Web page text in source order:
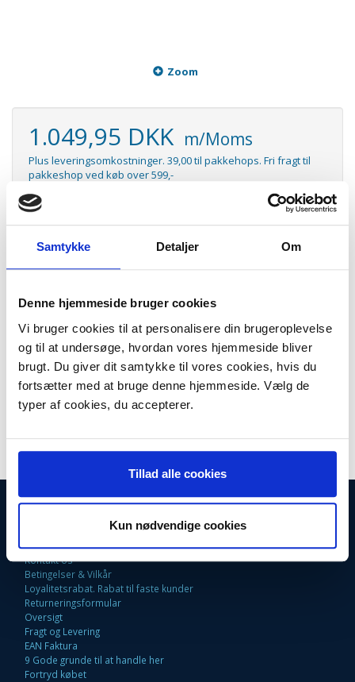
Samtykke Detaljer Om
Denne hjemmeside bruger cookies
Vi bruger cookies til at personalisere din brugeroplevelse
og til at undersøge, hvordan vores hjemmeside bliver
brugt. Du giver dit samtykke til vores cookies, hvis du
fortsætter med at bruge denne hjemmeside. Vælg de
typer af cookies, du accepterer.
Tillad alle cookies
Kun nødvendige cookies
Zoom
1.049,95 DKK m/Moms
Plus leveringsomkostninger. 39,00 til pakkehops. Fri fragt til
pakkeshop ved køb over 599,-
Model/varenr.:
Lager: På lager
No932 XL black/933 XL CMY blækpatron 4-pack
No932 XL black/933 XL CMY ink cartrides 4-pack, HPC2P42AE
Få mere værdi med en combo-pack af blækpatroner
bestående af en sort 932 XL foruden de 3 farvede 933 XL.
Combo-packs gør det både billigere og mere bekvemt at
udprinte.
Kapacitet: den sorte 1.000 sider. De farvede 825 sider.
INFORMATIONER
Firma profil
Kontakt os
Betingelser & Vilkår
Loyalitetsrabat. Rabat til faste kunder
Returneringsformular
Oversigt
Fragt og Levering
EAN Faktura
9 Gode grunde til at handle her
Fortryd købet